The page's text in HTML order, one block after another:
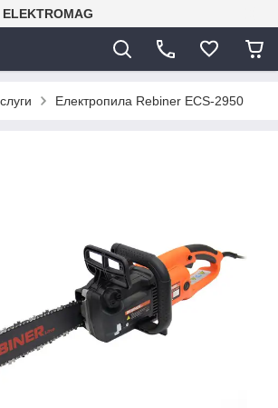
ELEKTROMAG
Електропила Rebiner ECS-2950